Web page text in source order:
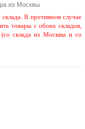
из Москвы
В противном случае
товары с обоих складов,
(со склада из Москвы и со